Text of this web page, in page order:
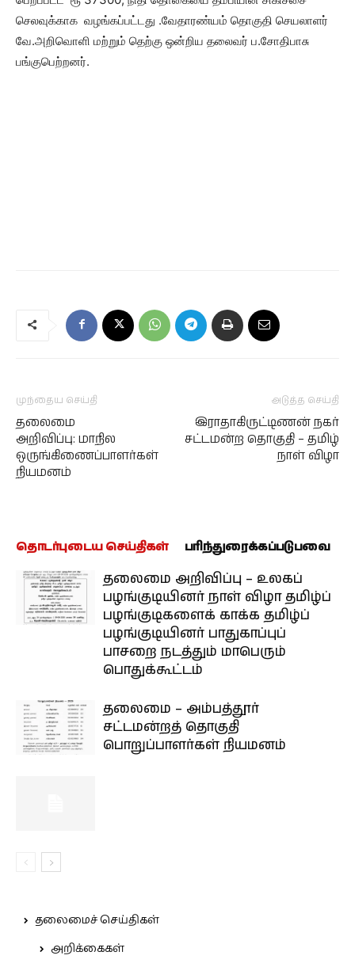
செலவுக்காக வழங்கப்பட்டது .வேதாரண்யம் தொகுதி செயலாளர்
வே.அறிவொளி மற்றும் தெற்கு ஒன்றிய தலைவர் ப.சோதிபாசு
பங்குபெற்றனர்.
முந்தைய செய்தி
தலைமை
அறிவிப்பு: மாநில
ஒருங்கிணைப்பாளர்கள்
நியமனம்
அடுத்த செய்தி
இராதாகிருட்டிணன் நகர்
சட்டமன்ற தொகுதி – தமிழ்
நாள் விழா
தொடர்புடைய செய்திகள் பரிந்துரைக்கப்படுபவை
தலைமை அறிவிப்பு – உலகப்
பழங்குடியினர் நாள் விழா தமிழ்ப்
பழங்குடிகளைக் காக்க தமிழ்ப்
பழங்குடியினர் பாதுகாப்புப்
பாசறை நடத்தும் மாபெரும்
பொதுக்கூட்டம்
தலைமை – அம்பத்தூர்
சட்டமன்றத் தொகுதி
பொறுப்பாளர்கள் நியமனம்
தலைமைச் செய்திகள்
அறிக்கைகள்